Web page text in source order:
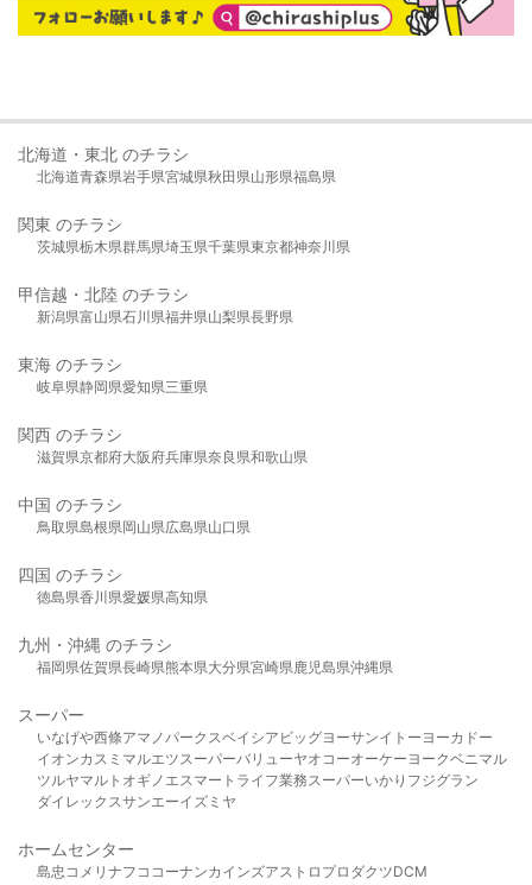
北海道・東北 のチラシ
北海道青森県岩手県宮城県秋田県山形県福島県
関東 のチラシ
茨城県栃木県群馬県埼玉県千葉県東京都神奈川県
甲信越・北陸 のチラシ
新潟県富山県石川県福井県山梨県長野県
東海 のチラシ
岐阜県静岡県愛知県三重県
関西 のチラシ
滋賀県京都府大阪府兵庫県奈良県和歌山県
中国 のチラシ
鳥取県島根県岡山県広島県山口県
四国 のチラシ
徳島県香川県愛媛県高知県
九州・沖縄 のチラシ
福岡県佐賀県長崎県熊本県大分県宮崎県鹿児島県沖縄県
スーパー
いなげや西條アマノパークスベイシア ビッグヨーサンイトーヨーカドー
イオンカスミ マルエツスーパーバリューヤオコーオーケー ヨークベニマル
ツルヤマルト オギノ エスマート ライフ業務スーパーいかり フジグラン
ダイレックスサンエーイズミヤ
ホームセンター
島忠 コメリ ナフコ コーナンカインズアストロプロダクツDCM